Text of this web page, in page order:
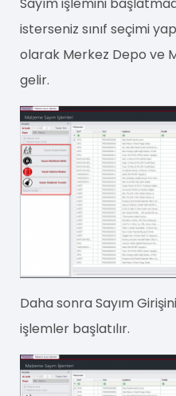
isterseniz sınıf seçimi
olarak Merkez Depo ve
gelir.
Daha sonra Sayım
işlemler başlatılır.